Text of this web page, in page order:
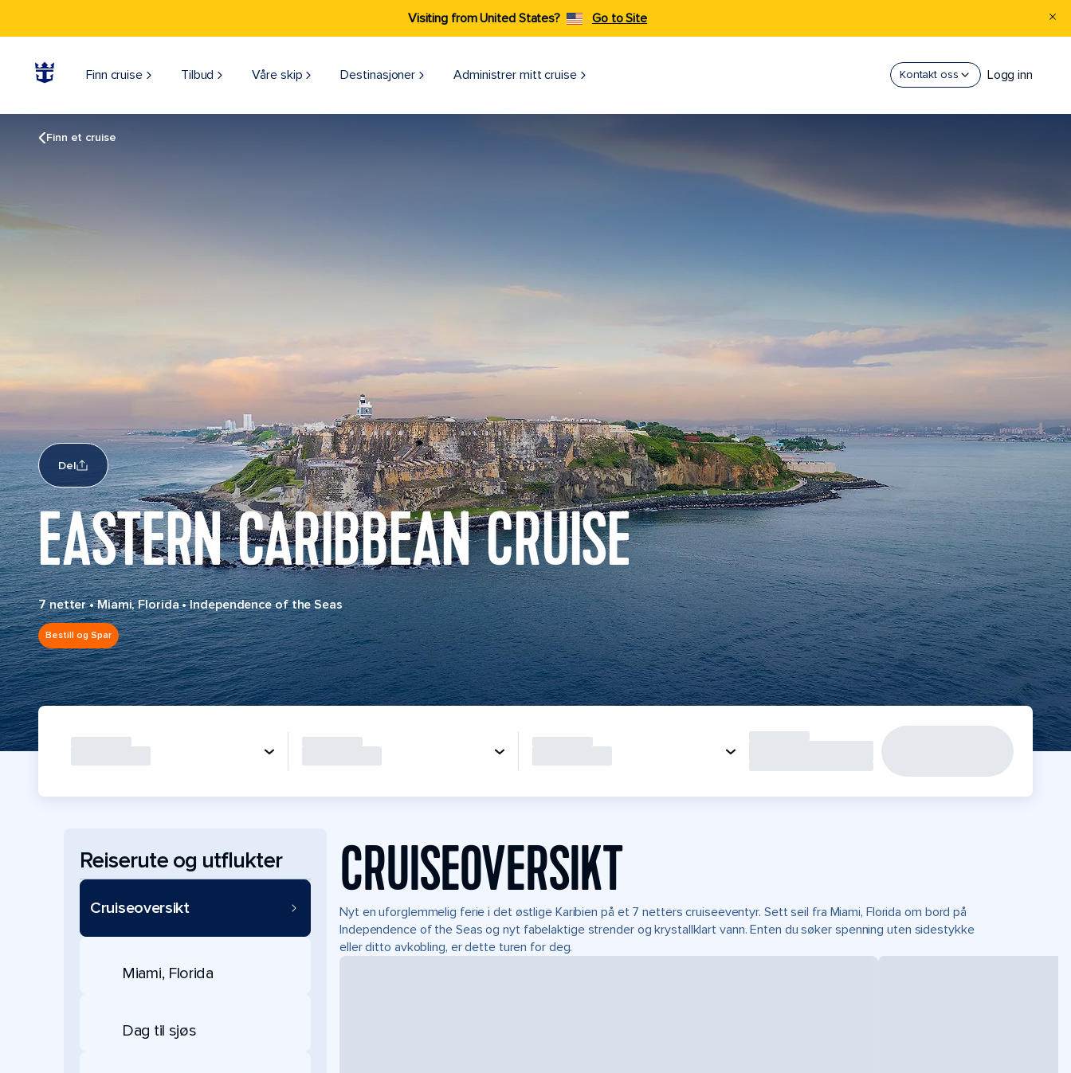
Visiting from United States? Go to Site
Finn cruise Tilbud Våre skip Destinasjoner Administrer mitt cruise Kontakt oss Logg inn
Finn et cruise
Del
EASTERN CARIBBEAN CRUISE
7 netter•Miami, Florida•Independence of the Seas
Bestill og Spar
Reiserute og utflukter
Cruiseoversikt
Miami, Florida
Dag til sjøs
CRUISEOVERSIKT
Nyt en uforglemmelig ferie i det østlige Karibien på et 7 netters cruiseeventyr. Sett seil fra Miami, Florida om bord på
Independence of the Seas og nyt fabelaktige strender og krystallklart vann. Enten du søker spenning uten sidestykke
eller ditto avkobling, er dette turen for deg.